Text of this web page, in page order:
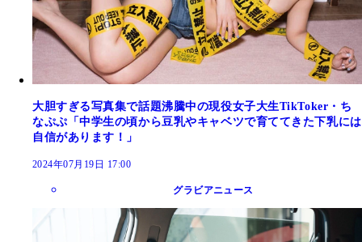
大胆すぎる写真集で話題沸騰中の現役女子大生TikToker・ち
なぷぷ「中学生の頃から豆乳やキャベツで育ててきた下乳には
自信があります！」
2024年07月19日 17:00
グラビアニュース